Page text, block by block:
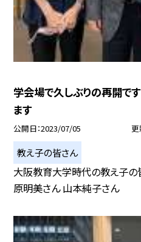
学会場で久しぶりの再開で
ます
公開日 2023/07/05 更
教え子の皆さん
大阪教育大学時代の教え子の
原明美さん 山本純子さん